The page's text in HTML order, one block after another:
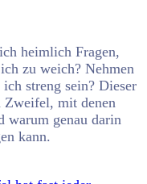
heimlich Fragen,
zu weich? Nehmen
streng sein? Dieser
mit denen
warum genau darin
kann.